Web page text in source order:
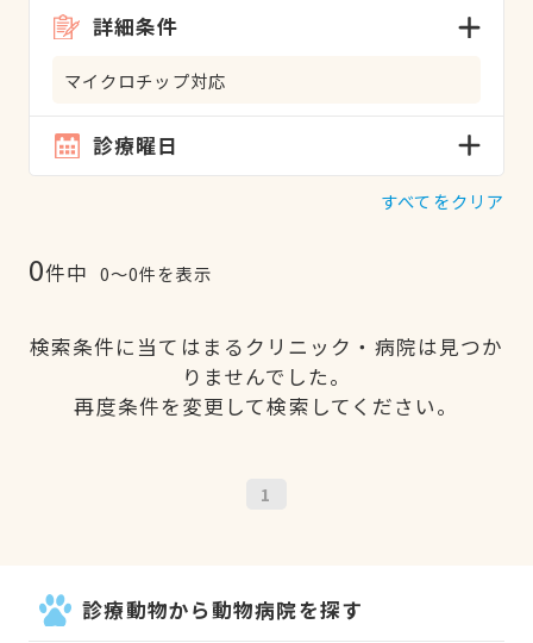
詳細条件
マイクロチップ対応
診療曜日
すべてをクリア
0件中 0〜0件を表示
検索条件に当てはまるクリニック・病院は見つか
りませんでした。
再度条件を変更して検索してください。
1
診療動物から動物病院を探す